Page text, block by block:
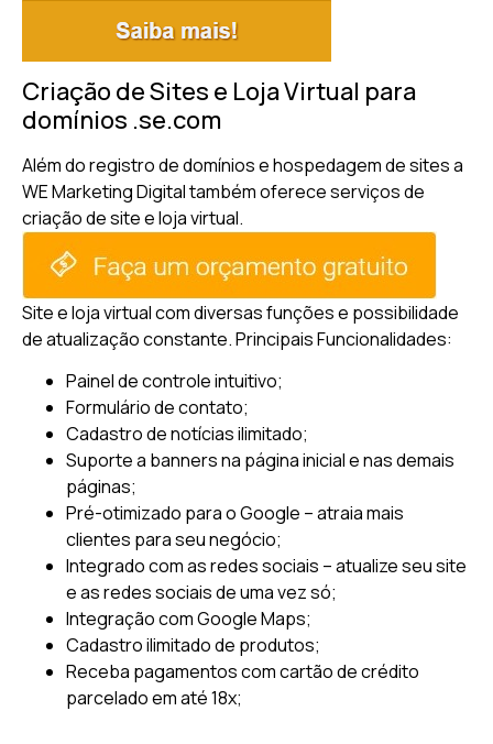
Criação de Sites e Loja Virtual para
domínios .se.com
Além do registro de domínios e hospedagem de sites a
WE Marketing Digital também oferece serviços de
criação de site e loja virtual.
Site e loja virtual com diversas funções e possibilidade
de atualização constante.Principais Funcionalidades:
Painel de controle intuitivo;
Formulário de contato;
Cadastro de notícias ilimitado;
Suporte a banners na página inicial e nas demais
páginas;
Pré-otimizado para o Google – atraia mais
clientes para seu negócio;
Integrado com as redes sociais – atualize seu site
e as redes sociais de uma vez só;
Integração com Google Maps;
Cadastro ilimitado de produtos;
Receba pagamentos com cartão de crédito
parcelado em até 18x;